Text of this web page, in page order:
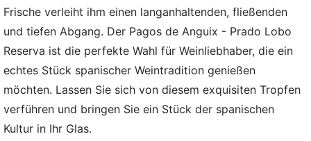
Frische verleiht ihm einen langanhaltenden, fließenden
und tiefen Abgang. Der Pagos de Anguix - Prado Lobo
Reserva ist die perfekte Wahl für Weinliebhaber, die ein
echtes Stück spanischer Weintradition genießen
möchten. Lassen Sie sich von diesem exquisiten Tropfen
verführen und bringen Sie ein Stück der spanischen
Kultur in Ihr Glas.